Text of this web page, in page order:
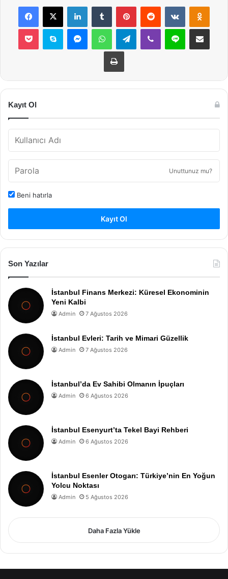
Facebook
X LinkedInTumblr PinterestReddit VKontakte
Pocket Skype MessengerWhatsAppTelegramViber Line E-Posta ile
Yazdır
Kayıt Ol
Unuttunuz mu?
Beni hatırla
Kayıt Ol
Son Yazılar
İstanbul Finans Merkezi: Küresel Ekonominin
Yeni Kalbi
Admin 7 Ağustos 2026
İstanbul Evleri: Tarih ve Mimari Güzellik
Admin 7 Ağustos 2026
İstanbul’da Ev Sahibi Olmanın İpuçları
Admin 6 Ağustos 2026
İstanbul Esenyurt’ta Tekel Bayi Rehberi
Admin 6 Ağustos 2026
İstanbul Esenler Otogarı: Türkiye’nin En Yoğun
Yolcu Noktası
Admin 5 Ağustos 2026
Daha Fazla Yükle